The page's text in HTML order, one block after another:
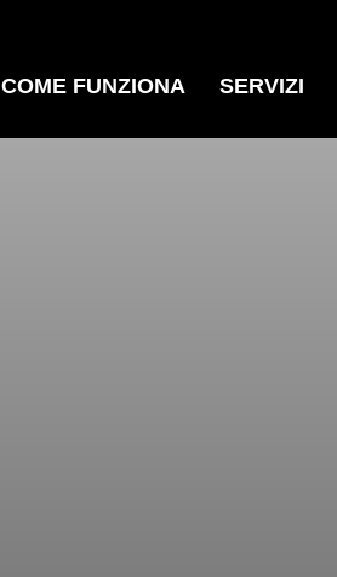
COME FUNZIONA SERVIZI